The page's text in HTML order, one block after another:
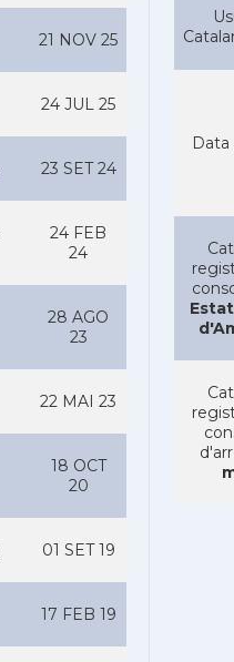
21 NOV 25
24 JUL 25
23 SET 24
24 FEB
24
28 AGO
23
22 MAI 23
18 OCT
20
01 SET 19
17 FEB 19
Data